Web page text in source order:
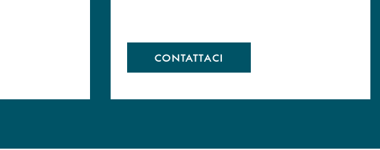
CONTATTACI